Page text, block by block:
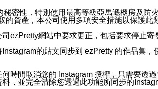
密性，特別使用最高等級亞馬遜機房及防
資產，本公司使用多項安全措施以保護此
ezPretty網站中要求更正，包括要求停止寄
的貼文同步到 ezPretty 的作品集
時間取消您的 Instagram 授權，只需要透
，並完全清除您透過此功能所同步的